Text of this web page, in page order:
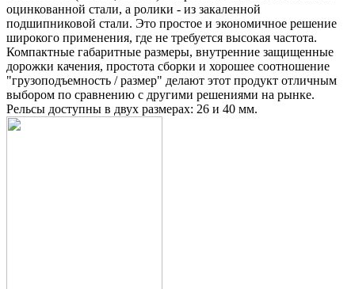
оцинкованной стали, а ролики - из закаленной
подшипниковой стали. Это простое и экономичное решение
широкого применения, где не требуется высокая частота.
Компактные габаритные размеры, внутренние защищенные
дорожки качения, простота сборки и хорошее соотношение
"грузоподъемность / размер" делают этот продукт отличным
выбором по сравнению с другими решениями на рынке.
Рельсы доступны в двух размерах: 26 и 40 мм.